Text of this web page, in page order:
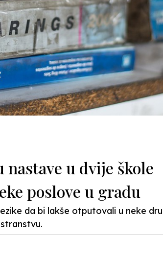
nastave u dvije škole
poslove u gradu
da bi lakše otputovali u neke